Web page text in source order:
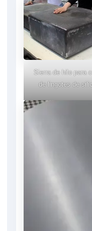
Sierra de hilo para
de lingotes de